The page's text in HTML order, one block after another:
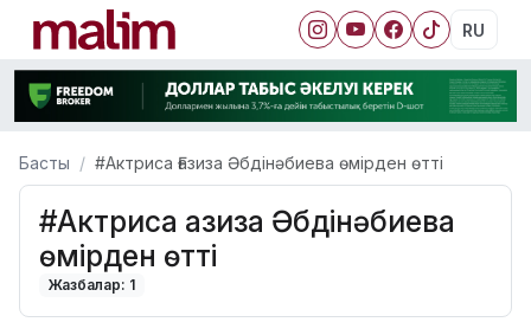
RU
Басты #Актриса Ғазиза Әбдінәбиева өмірден өтті
#Актриса Ғазиза Әбдінәбиева
өмірден өтті
Жазбалар: 1